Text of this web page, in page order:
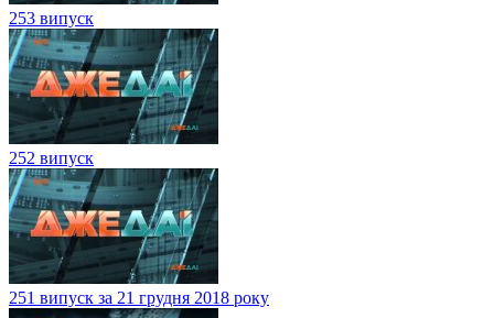
253 випуск
252 випуск
251 випуск за 21 грудня 2018 року